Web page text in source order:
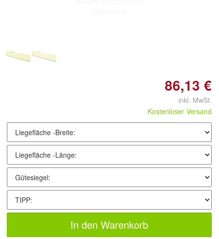
86,13 €
inkl. MwSt.
Kostenloser Versand
In den Warenkorb